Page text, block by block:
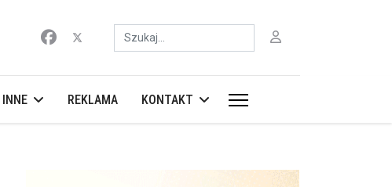
Szukaj
INNE REKLAMA KONTAKT